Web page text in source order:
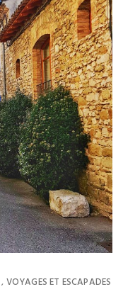
, VOYAGES ET ESCAPADES